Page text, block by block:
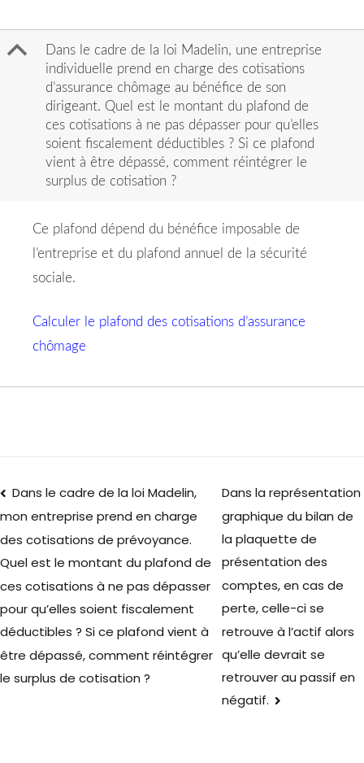
B
Dans le cadre de la loi Madelin, une entreprise
individuelle prend en charge des cotisations
d’assurance chômage au bénéfice de son
dirigeant. Quel est le montant du plafond de
ces cotisations à ne pas dépasser pour qu’elles
soient fiscalement déductibles ? Si ce plafond
vient à être dépassé, comment réintégrer le
surplus de cotisation ?
Ce plafond dépend du bénéfice imposable de
l’entreprise et du plafond annuel de la sécurité
sociale.
Calculer le plafond des cotisations d’assurance
chômage
Dans le cadre de la loi Madelin,
mon entreprise prend en charge
des cotisations de prévoyance.
Quel est le montant du plafond de
ces cotisations à ne pas dépasser
pour qu’elles soient fiscalement
déductibles ? Si ce plafond vient à
être dépassé, comment réintégrer
le surplus de cotisation ?
Dans la représentation
graphique du bilan de
la plaquette de
présentation des
comptes, en cas de
perte, celle-ci se
retrouve à l’actif alors
qu’elle devrait se
retrouver au passif en
négatif.